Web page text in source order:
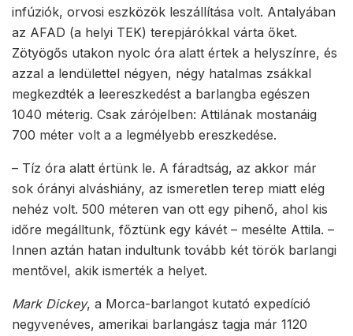
infúziók, orvosi eszközök leszállítása volt. Antalyában
az AFAD (a helyi TEK) terepjárókkal várta őket.
Zötyögős utakon nyolc óra alatt értek a helyszínre, és
azzal a lendülettel négyen, négy hatalmas zsákkal
megkezdték a leereszkedést a barlangba egészen
1040 méterig. Csak zárójelben: Attilának mostanáig
700 méter volt a a legmélyebb ereszkedése.
– Tíz óra alatt értünk le. A fáradtság, az akkor már
sok órányi alváshiány, az ismeretlen terep miatt elég
nehéz volt. 500 méteren van ott egy pihenő, ahol kis
időre megálltunk, főztünk egy kávét – mesélte Attila. –
Innen aztán hatan indultunk tovább két török barlangi
mentővel, akik ismerték a helyet.
Mark Dickey, a Morca-barlangot kutató expedíció
negyvenéves, amerikai barlangász tagja már 1120